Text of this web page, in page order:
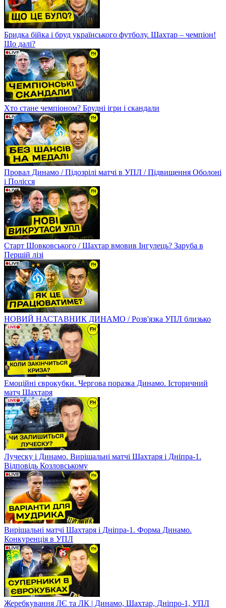
Бридка бійка і бруд українського футболу. Шахтар – чемпіон!
Що далі?
Хто стане чемпіоном? Брудні ігри і скандали
Провал Динамо / Підозрілі матчі в УПЛ / Підвищення Оболоні
і Полісся
Старт Шовковського / Шахтар вмовив Інгулець? Заруба в
Першій лізі
НОВИЙ НАСТАВНИК ДИНАМО / Розв'язка УПЛ близько
Емоційні єврокубки. Чергова поразка Динамо. Історичний
матч Шахтаря
Луческу і Динамо. Вирішальні матчі Шахтаря і Дніпра-1.
Відповідь Козловському
Вирішальні матчі Шахтаря і Дніпра-1. Форма Динамо.
Конкуренція в УПЛ
Жеребкування ЛЄ та ЛК | Динамо, Шахтар, Дніпро-1, УПЛ